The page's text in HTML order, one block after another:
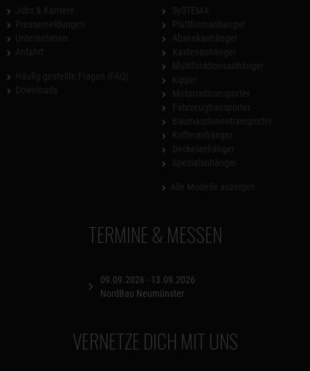
TERMINE & MESSEN
09.09.2026 - 13.09.2026
NordBau Neumünster
VERNETZE DICH MIT UNS